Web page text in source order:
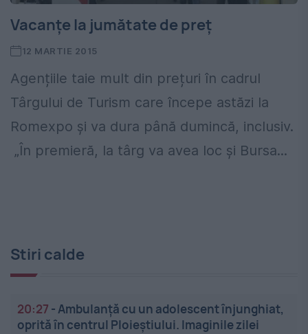
Vacanțe la jumătate de preț
12 MARTIE 2015
Agențiile taie mult din prețuri în cadrul
Târgului de Turism care începe astăzi la
Romexpo și va dura până dumincă, inclusiv.
„În premieră, la târg va avea loc şi Bursa...
Stiri calde
20:27 -Ambulanță cu un adolescent înjunghiat,
oprită în centrul Ploieștiului. Imaginile zilei